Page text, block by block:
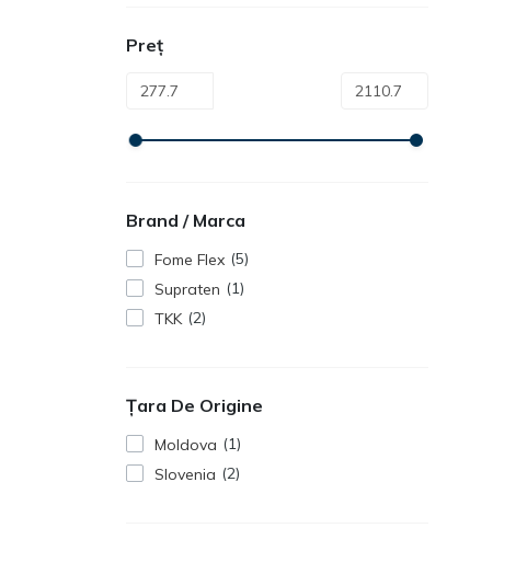
Preț
Brand / Marca
Fome Flex 5
Supraten
1
TKK 2
Țara De Origine
Moldova
1
Slovenia
2